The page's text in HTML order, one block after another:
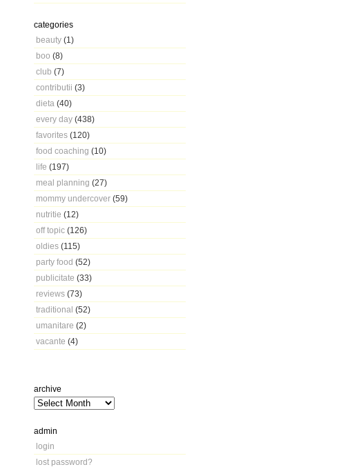
categories
beauty (1)
boo (8)
club (7)
contributii (3)
dieta (40)
every day (438)
favorites (120)
food coaching (10)
life (197)
meal planning (27)
mommy undercover (59)
nutritie (12)
off topic (126)
oldies (115)
party food (52)
publicitate (33)
reviews (73)
traditional (52)
umanitare (2)
vacante (4)
archive
admin
login
lost password?